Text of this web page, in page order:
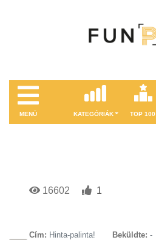
MENÜ KATEGÓRIÁK TOP 100
16602
1
Cím: Hinta-palinta! Beküldte: -